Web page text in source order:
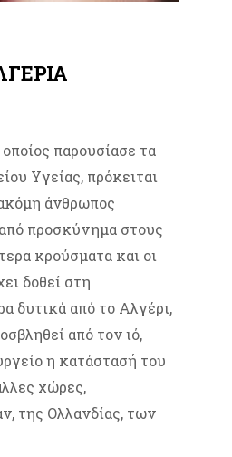
παρουσίασε τα
Υγείας, πρόκειται
άνθρωπος
προσκύνημα στους
κρούσματα και οι
δοθεί στη
δυτικά από το Αλγέρι,
από τον ιό,
η κατάστασή του
χώρες,
της Ολλανδίας, των